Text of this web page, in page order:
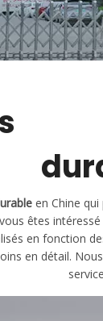
en Chine
êtes
en fonction
en détail.